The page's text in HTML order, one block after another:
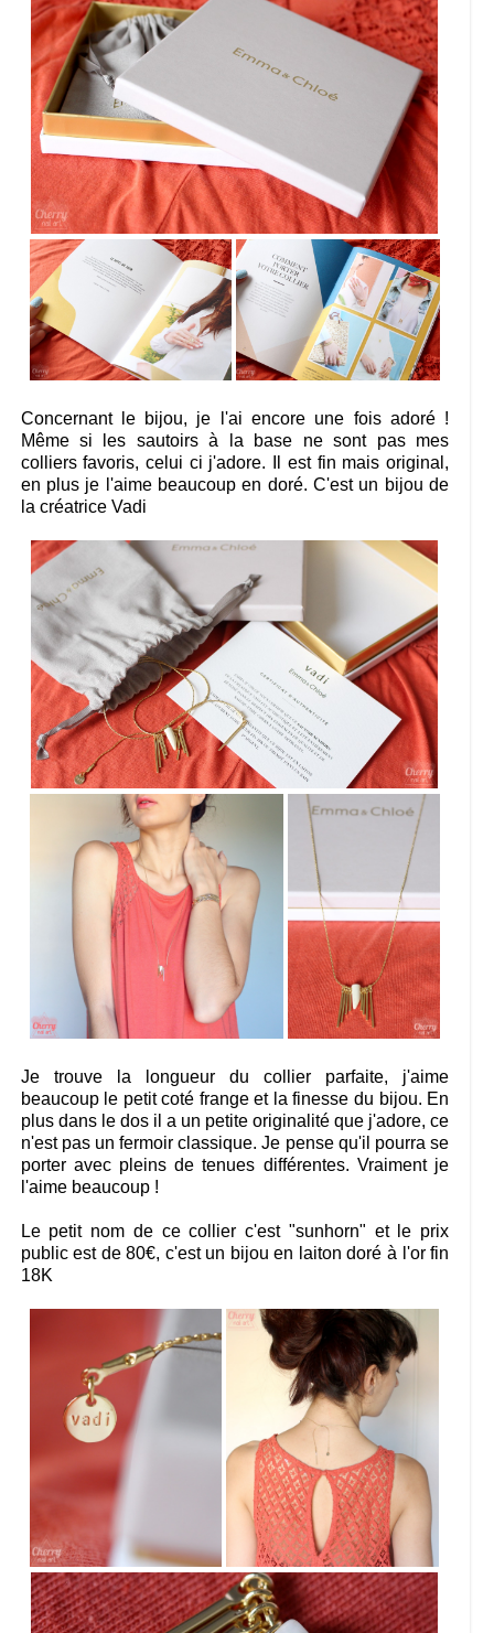
Concernant le bijou, je l'ai encore une fois adoré !
Même si les sautoirs à la base ne sont pas mes
colliers favoris, celui ci j'adore. Il est fin mais original,
en plus je l'aime beaucoup en doré. C'est un bijou de
la créatrice Vadi
Je trouve la longueur du collier parfaite, j'aime
beaucoup le petit coté frange et la finesse du bijou. En
plus dans le dos il a un petite originalité que j'adore, ce
n'est pas un fermoir classique. Je pense qu'il pourra se
porter avec pleins de tenues différentes. Vraiment je
l'aime beaucoup !
Le petit nom de ce collier c'est "sunhorn" et le prix
public est de 80€, c'est un bijou en laiton doré à l'or fin
18K